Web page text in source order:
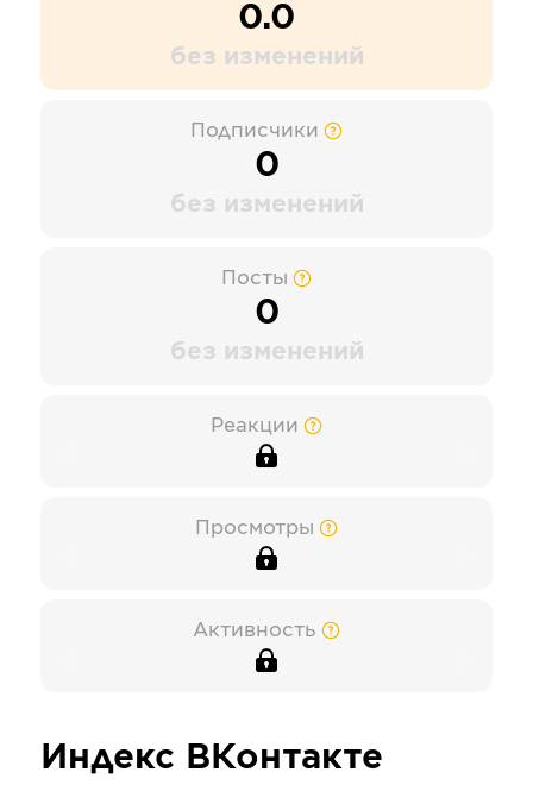
0.0
без изменений
Подписчики
0
без изменений
Посты
0
без изменений
Реакции
Просмотры
Активность
Индекс ВКонтакте